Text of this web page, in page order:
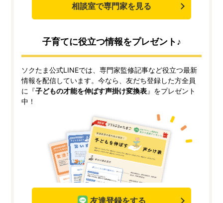
相談室で専門家を見る
子育てに役立つ情報をプレゼント♪
ソクたま公式LINEでは、専門家監修記事など役立つ最新
情報を配信しています。今なら、友だち登録した方全員
に『子どもの才能を伸ばす声掛け変換表』をプレゼント
中！
友達登録をする